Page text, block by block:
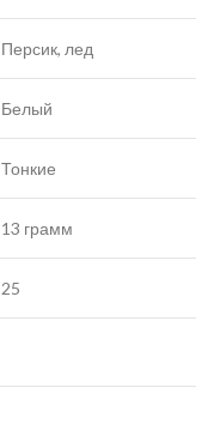
Персик, лед
Белый
Тонкие
13 грамм
25